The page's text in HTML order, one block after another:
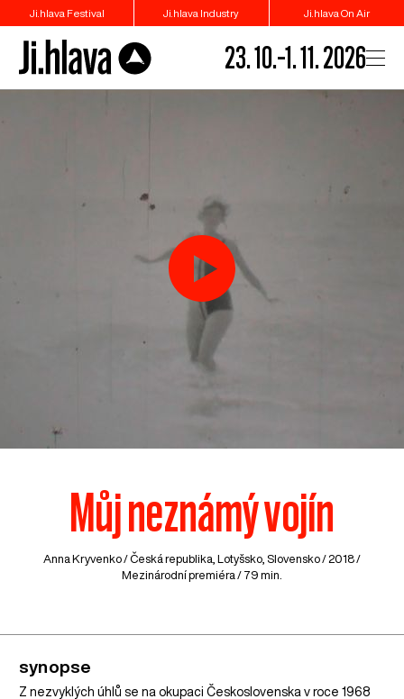
Ji.hlava Festival Ji.hlava Industry Ji.hlava On Air
23. 10.–1. 11. 2026
Můj neznámý vojín
Anna Kryvenko /Česká republika Lotyšsko Slovensko/ 2018 /
Mezinárodní premiéra / 79 min.
synopse
Z nezvyklých úhlů se na okupaci Československa v roce 1968